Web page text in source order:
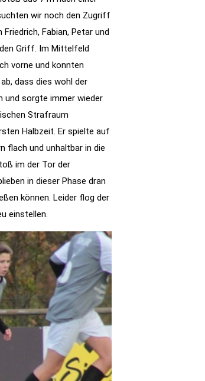
wir noch den Zugriff
Fabian, Petar und
Griff. Im Mittelfeld
vorne und konnten
dass dies wohl der
und sorgte immer wieder
Strafraum
Halbzeit. Er spielte auf
flach und unhaltbar in die
im der Tor der
in dieser Phase dran
können. Leider flog der
einstellen.